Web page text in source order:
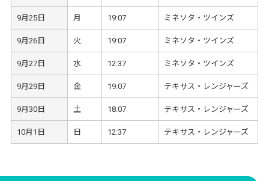
9月25日 月 19:07 ミネソタ・ツインズ
9月26日 火 19:07 ミネソタ・ツインズ
9月27日 水 12:37 ミネソタ・ツインズ
9月29日 金 19:07 テキサス・レンジャーズ
9月30日 土 18:07 テキサス・レンジャーズ
10月1日 日 12:37 テキサス・レンジャーズ